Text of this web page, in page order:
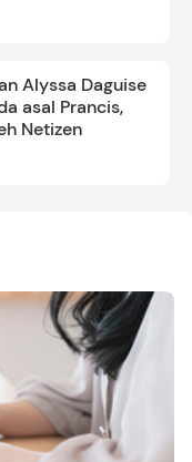
Alyssa Daguise
asal Prancis,
Netizen